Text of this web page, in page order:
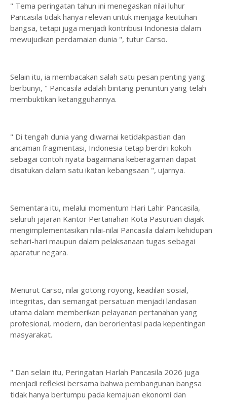
" Tema peringatan tahun ini menegaskan nilai luhur
Pancasila tidak hanya relevan untuk menjaga keutuhan
bangsa, tetapi juga menjadi kontribusi Indonesia dalam
mewujudkan perdamaian dunia ", tutur Carso.
Selain itu, ia membacakan salah satu pesan penting yang
berbunyi, " Pancasila adalah bintang penuntun yang telah
membuktikan ketangguhannya.
" Di tengah dunia yang diwarnai ketidakpastian dan
ancaman fragmentasi, Indonesia tetap berdiri kokoh
sebagai contoh nyata bagaimana keberagaman dapat
disatukan dalam satu ikatan kebangsaan ", ujarnya.
Sementara itu, melalui momentum Hari Lahir Pancasila,
seluruh jajaran Kantor Pertanahan Kota Pasuruan diajak
mengimplementasikan nilai-nilai Pancasila dalam kehidupan
sehari-hari maupun dalam pelaksanaan tugas sebagai
aparatur negara.
Menurut Carso, nilai gotong royong, keadilan sosial,
integritas, dan semangat persatuan menjadi landasan
utama dalam memberikan pelayanan pertanahan yang
profesional, modern, dan berorientasi pada kepentingan
masyarakat.
" Dan selain itu, Peringatan Harlah Pancasila 2026 juga
menjadi refleksi bersama bahwa pembangunan bangsa
tidak hanya bertumpu pada kemajuan ekonomi dan